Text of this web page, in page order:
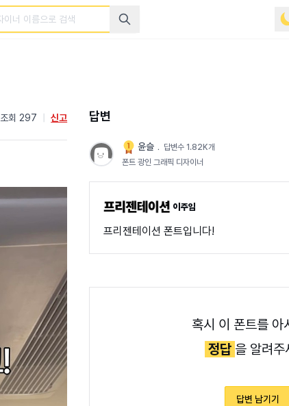
조회 297 신고 답변
윤슬 ﹒ 답변수 1.82K개
폰트 광인 그래픽 디자이너
이주임
프리젠테이션 폰트입니다!
혹시 이 폰트를 아
정답 을 알려주
답변 남기기